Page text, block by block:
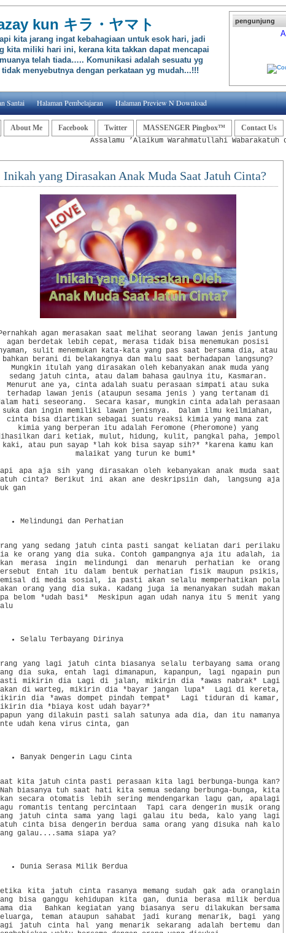
kun キラ・ヤマト
kita jarang ingat kebahagiaan untuk esok hari, jadi
kita miliki hari ini, kerana kita takkan dapat mencapai
telah tiada….. Komunikasi adalah sesuatu yg
menyebutnya dengan perkataan yg mudah...!!!
pengunjung
Santai Halaman Pembelajaran Halaman Preview N Download
About Me Facebook Twitter MASSENGER Pingbox™
Contact Us
Assalamu ’Alaikum Warahmatullahi
Inikah yang Dirasakan Anak Muda Saat Jatuh Cinta?
agan merasakan saat melihat seorang lawan jenis jantung
agan berdetak lebih cepat, merasa tidak bisa menemukan posisi
sulit menemukan kata-kata yang pas saat bersama dia, atau
bahkan berani di belakangnya dan malu saat berhadapan langsung?
Mungkin itulah yang dirasakan oleh kebanyakan anak muda yang
sedang jatuh cinta, atau dalam bahasa gaulnya itu, Kasmaran.
Menurut ane ya, cinta adalah suatu perasaan simpati atau suka
terhadap lawan jenis (ataupun sesama jenis ) yang tertanam di
hati seseorang. Secara kasar, mungkin cinta adalah perasaan
suka dan ingin memiliki lawan jenisnya. Dalam ilmu keilmiahan,
cinta bisa diartikan sebagai suatu reaksi kimia yang mana zat
kimia yang berperan itu adalah Feromone (Pheromone) yang
dari ketiak, mulut, hidung, kulit, pangkal paha, jempol
kaki, atau pun sayap *lah kok bisa sayap sih?* *karena kamu kan
malaikat yang turun ke bumi*
apa aja sih yang dirasakan oleh kebanyakan anak muda saat
cinta? Berikut ini akan ane deskripsiin dah, langsung aja
gan
Melindungi dan Perhatian
yang sedang jatuh cinta pasti sangat keliatan dari perilaku
ke orang yang dia suka. Contoh gampangnya aja itu adalah, ia
merasa ingin melindungi dan menaruh perhatian ke orang
Entah itu dalam bentuk perhatian fisik maupun psikis,
di media sosial, ia pasti akan selalu memperhatikan pola
orang yang dia suka. Kadang juga ia menanyakan sudah makan
belom *udah basi* Meskipun agan udah nanya itu 5 menit yang
Selalu Terbayang Dirinya
yang lagi jatuh cinta biasanya selalu terbayang sama orang
dia suka, entah lagi dimanapun, kapanpun, lagi ngapain pun
mikirin dia Lagi di jalan, mikirin dia *awas nabrak* Lagi
di warteg, mikirin dia *bayar jangan lupa* Lagi di kereta,
dia *awas dompet pindah tempat* Lagi tiduran di kamar,
dia *biaya kost udah bayar?*
yang dilakuin pasti salah satunya ada dia, dan itu namanya
udah kena virus cinta, gan
Banyak Dengerin Lagu Cinta
kita jatuh cinta pasti perasaan kita lagi berbunga-bunga kan?
biasanya tuh saat hati kita semua sedang berbunga-bunga, kita
secara otomatis lebih sering mendengarkan lagu gan, apalagi
romantis tentang percintaan Tapi cara dengerin musik orang
jatuh cinta sama yang lagi galau itu beda, kalo yang lagi
cinta bisa dengerin berdua sama orang yang disuka nah kalo
galau....sama siapa ya?
Dunia Serasa Milik Berdua
kita jatuh cinta rasanya memang sudah gak ada oranglain
bisa ganggu kehidupan kita gan, dunia berasa milik berdua
dia Bahkan kegiatan yang biasanya seru dilakukan bersama
teman ataupun sahabat jadi kurang menarik, bagi yang
jatuh cinta hal yang menarik sekarang adalah bertemu dan